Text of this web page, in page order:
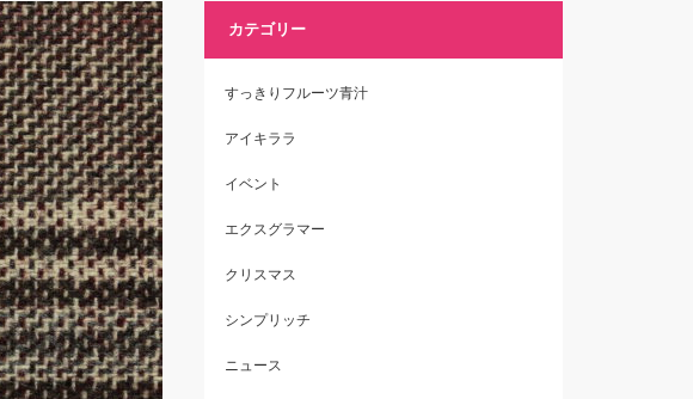
カテゴリー
すっきりフルーツ青汁
アイキララ
イベント
エクスグラマー
クリスマス
シンプリッチ
ニュース